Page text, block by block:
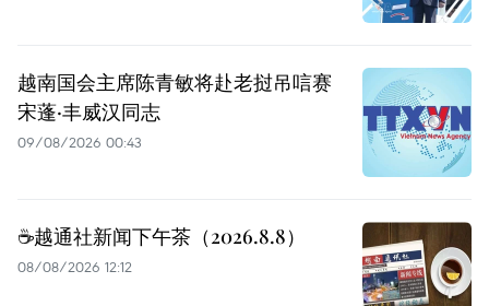
越南国会主席陈青敏将赴老挝吊唁赛
宋蓬·丰威汉同志
09/08/2026 00:43
☕️越通社新闻下午茶（2026.8.8）
08/08/2026 12:12